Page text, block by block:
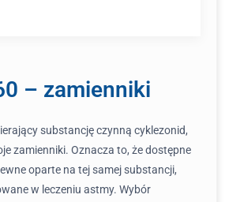
– zamienniki
substancję czynną cyklezonid,
zamienniki. Oznacza to, że dostępne
oparte na tej samej substancji,
w leczeniu astmy. Wybór